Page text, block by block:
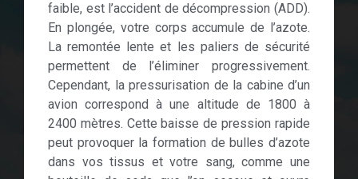
faible, est l’accident de décompression (ADD).
En plongée, votre corps accumule de l’azote.
La remontée lente et les paliers de sécurité
permettent de l’éliminer progressivement.
Cependant, la pressurisation de la cabine d’un
avion correspond à une altitude de 1800 à
2400 mètres. Cette baisse de pression rapide
peut provoquer la formation de bulles d’azote
dans vos tissus et votre sang, comme une